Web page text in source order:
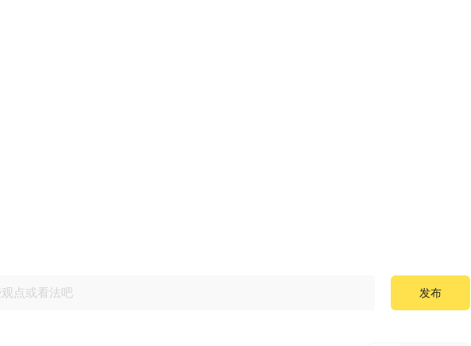
发布